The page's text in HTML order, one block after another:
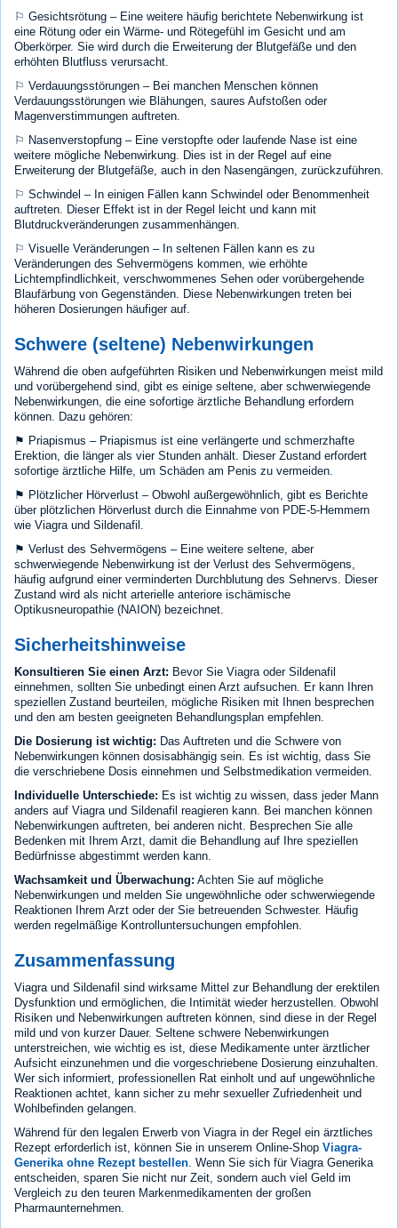
⚐ Gesichtsrötung – Eine weitere häufig berichtete Nebenwirkung ist
eine Rötung oder ein Wärme- und Rötegefühl im Gesicht und am
Oberkörper. Sie wird durch die Erweiterung der Blutgefäße und den
erhöhten Blutfluss verursacht.
⚐ Verdauungsstörungen – Bei manchen Menschen können
Verdauungsstörungen wie Blähungen, saures Aufstoßen oder
Magenverstimmungen auftreten.
⚐ Nasenverstopfung – Eine verstopfte oder laufende Nase ist eine
weitere mögliche Nebenwirkung. Dies ist in der Regel auf eine
Erweiterung der Blutgefäße, auch in den Nasengängen, zurückzuführen.
⚐ Schwindel – In einigen Fällen kann Schwindel oder Benommenheit
auftreten. Dieser Effekt ist in der Regel leicht und kann mit
Blutdruckveränderungen zusammenhängen.
⚐ Visuelle Veränderungen – In seltenen Fällen kann es zu
Veränderungen des Sehvermögens kommen, wie erhöhte
Lichtempfindlichkeit, verschwommenes Sehen oder vorübergehende
Blaufärbung von Gegenständen. Diese Nebenwirkungen treten bei
höheren Dosierungen häufiger auf.
Schwere (seltene) Nebenwirkungen
Während die oben aufgeführten Risiken und Nebenwirkungen meist mild
und vorübergehend sind, gibt es einige seltene, aber schwerwiegende
Nebenwirkungen, die eine sofortige ärztliche Behandlung erfordern
können. Dazu gehören:
⚑ Priapismus – Priapismus ist eine verlängerte und schmerzhafte
Erektion, die länger als vier Stunden anhält. Dieser Zustand erfordert
sofortige ärztliche Hilfe, um Schäden am Penis zu vermeiden.
⚑ Plötzlicher Hörverlust – Obwohl außergewöhnlich, gibt es Berichte
über plötzlichen Hörverlust durch die Einnahme von PDE-5-Hemmern
wie Viagra und Sildenafil.
⚑ Verlust des Sehvermögens – Eine weitere seltene, aber
schwerwiegende Nebenwirkung ist der Verlust des Sehvermögens,
häufig aufgrund einer verminderten Durchblutung des Sehnervs. Dieser
Zustand wird als nicht arterielle anteriore ischämische
Optikusneuropathie (NAION) bezeichnet.
Sicherheitshinweise
Konsultieren Sie einen Arzt: Bevor Sie Viagra oder Sildenafil
einnehmen, sollten Sie unbedingt einen Arzt aufsuchen. Er kann Ihren
speziellen Zustand beurteilen, mögliche Risiken mit Ihnen besprechen
und den am besten geeigneten Behandlungsplan empfehlen.
Die Dosierung ist wichtig: Das Auftreten und die Schwere von
Nebenwirkungen können dosisabhängig sein. Es ist wichtig, dass Sie
die verschriebene Dosis einnehmen und Selbstmedikation vermeiden.
Individuelle Unterschiede: Es ist wichtig zu wissen, dass jeder Mann
anders auf Viagra und Sildenafil reagieren kann. Bei manchen können
Nebenwirkungen auftreten, bei anderen nicht. Besprechen Sie alle
Bedenken mit Ihrem Arzt, damit die Behandlung auf Ihre speziellen
Bedürfnisse abgestimmt werden kann.
Wachsamkeit und Überwachung: Achten Sie auf mögliche
Nebenwirkungen und melden Sie ungewöhnliche oder schwerwiegende
Reaktionen Ihrem Arzt oder der Sie betreuenden Schwester. Häufig
werden regelmäßige Kontrolluntersuchungen empfohlen.
Zusammenfassung
Viagra und Sildenafil sind wirksame Mittel zur Behandlung der erektilen
Dysfunktion und ermöglichen, die Intimität wieder herzustellen. Obwohl
Risiken und Nebenwirkungen auftreten können, sind diese in der Regel
mild und von kurzer Dauer. Seltene schwere Nebenwirkungen
unterstreichen, wie wichtig es ist, diese Medikamente unter ärztlicher
Aufsicht einzunehmen und die vorgeschriebene Dosierung einzuhalten.
Wer sich informiert, professionellen Rat einholt und auf ungewöhnliche
Reaktionen achtet, kann sicher zu mehr sexueller Zufriedenheit und
Wohlbefinden gelangen.
Während für den legalen Erwerb von Viagra in der Regel ein ärztliches
Rezept erforderlich ist, können Sie in unserem Online-Shop Viagra-
Generika ohne Rezept bestellen . Wenn Sie sich für Viagra Generika
entscheiden, sparen Sie nicht nur Zeit, sondern auch viel Geld im
Vergleich zu den teuren Markenmedikamenten der großen
Pharmaunternehmen.